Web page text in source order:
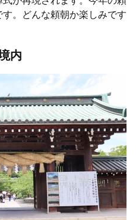
。どんな頼朝か楽しみです
内